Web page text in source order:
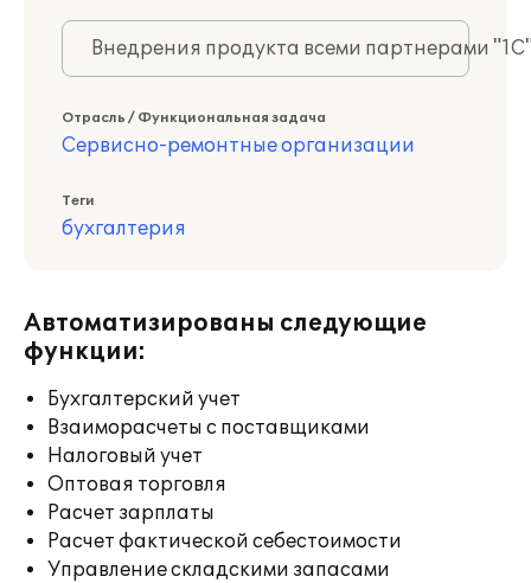
Внедрения продукта всеми партнерами
Отрасль / Функциональная задача
Сервисно-ремонтные организации
Теги
бухгалтерия
Автоматизированы следующие
функции:
Бухгалтерский учет
Взаиморасчеты с поставщиками
Налоговый учет
Оптовая торговля
Расчет зарплаты
Расчет фактической себестоимости
Управление складскими запасами